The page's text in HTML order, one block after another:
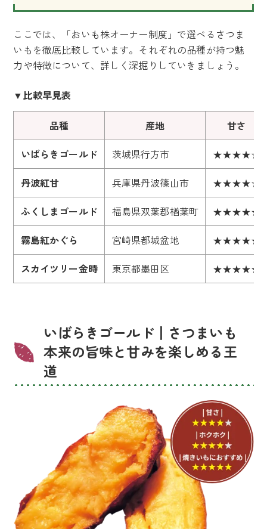
ここでは、「おいも株オーナー制度」で選べるさつま
いもを徹底比較しています。それぞれの品種が持つ魅
力や特徴について、詳しく深掘りしていきましょう。
▼比較早見表
品種 産地
甘さ
いばらきゴールド
茨城県行方市
★★★★☆
丹波紅甘
兵庫県丹波篠山市
★★★★☆
ふくしまゴールド
福島県双葉郡楢葉町
★★★★★
霧島紅かぐら
宮崎県都城盆地
★★★★★
スカイツリー金時
東京都墨田区 ★★★★★
いばらきゴールド丨さつまいも
本来の旨味と甘みを楽しめる王
道